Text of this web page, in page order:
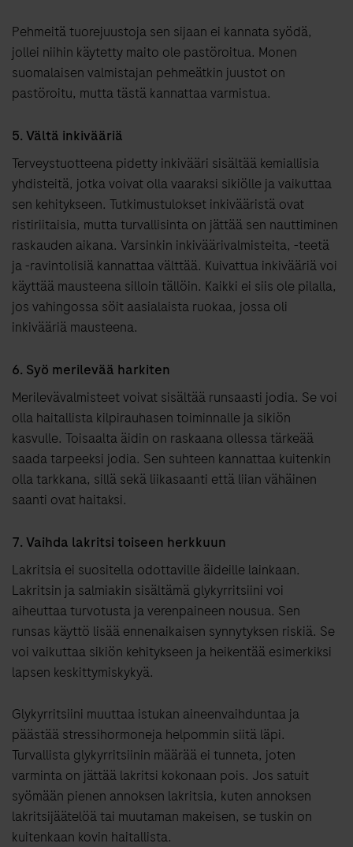
Pehmeitä tuorejuustoja sen sijaan ei kannata syödä,
jollei niihin käytetty maito ole pastöroitua. Monen
suomalaisen valmistajan pehmeätkin juustot on
pastöroitu, mutta tästä kannattaa varmistua.
5. Vältä inkivääriä
Terveystuotteena pidetty inkivääri sisältää kemiallisia
yhdisteitä, jotka voivat olla vaaraksi sikiölle ja vaikuttaa
sen kehitykseen. Tutkimustulokset inkivääristä ovat
ristiriitaisia, mutta turvallisinta on jättää sen nauttiminen
raskauden aikana. Varsinkin inkiväärivalmisteita, -teetä
ja -ravintolisiä kannattaa välttää. Kuivattua inkivääriä voi
käyttää mausteena silloin tällöin. Kaikki ei siis ole pilalla,
jos vahingossa söit aasialaista ruokaa, jossa oli
inkivääriä mausteena.
6. Syö merilevää harkiten
Merilevävalmisteet voivat sisältää runsaasti jodia. Se voi
olla haitallista kilpirauhasen toiminnalle ja sikiön
kasvulle. Toisaalta äidin on raskaana ollessa tärkeää
saada tarpeeksi jodia. Sen suhteen kannattaa kuitenkin
olla tarkkana, sillä sekä liikasaanti että liian vähäinen
saanti ovat haitaksi.
7. Vaihda lakritsi toiseen herkkuun
Lakritsia ei suositella odottaville äideille lainkaan.
Lakritsin ja salmiakin sisältämä glykyrritsiini voi
aiheuttaa turvotusta ja verenpaineen nousua. Sen
runsas käyttö lisää ennenaikaisen synnytyksen riskiä. Se
voi vaikuttaa sikiön kehitykseen ja heikentää esimerkiksi
lapsen keskittymiskykyä.
Glykyrritsiini muuttaa istukan aineenvaihduntaa ja
päästää stressihormoneja helpommin siitä läpi.
Turvallista glykyrritsiinin määrää ei tunneta, joten
varminta on jättää lakritsi kokonaan pois. Jos satuit
syömään pienen annoksen lakritsia, kuten annoksen
lakritsijäätelöä tai muutaman makeisen, se tuskin on
kuitenkaan kovin haitallista.